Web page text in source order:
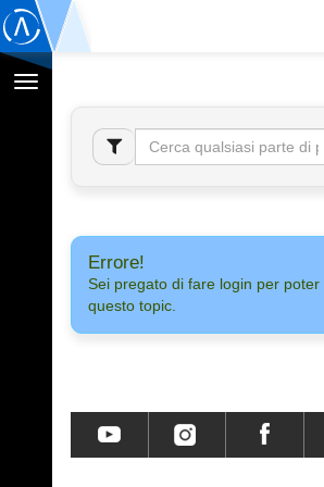
Toggle
navigation
Errore!
Sei pregato di fare login per poter
questo topic.